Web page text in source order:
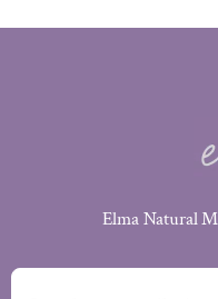
Elma Natural